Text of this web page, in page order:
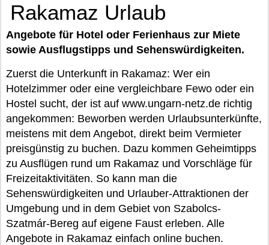
Rakamaz Urlaub
Angebote für Hotel oder Ferienhaus zur Miete
sowie Ausflugstipps und Sehenswürdigkeiten.
Zuerst die Unterkunft in Rakamaz: Wer ein
Hotelzimmer oder eine vergleichbare Fewo oder ein
Hostel sucht, der ist auf www.ungarn-netz.de richtig
angekommen: Beworben werden Urlaubsunterkünfte,
meistens mit dem Angebot, direkt beim Vermieter
preisgünstig zu buchen. Dazu kommen Geheimtipps
zu Ausflügen rund um Rakamaz und Vorschläge für
Freizeitaktivitäten. So kann man die
Sehenswürdigkeiten und Urlauber-Attraktionen der
Umgebung und in dem Gebiet von Szabolcs-
Szatmár-Bereg auf eigene Faust erleben. Alle
Angebote in Rakamaz einfach online buchen.